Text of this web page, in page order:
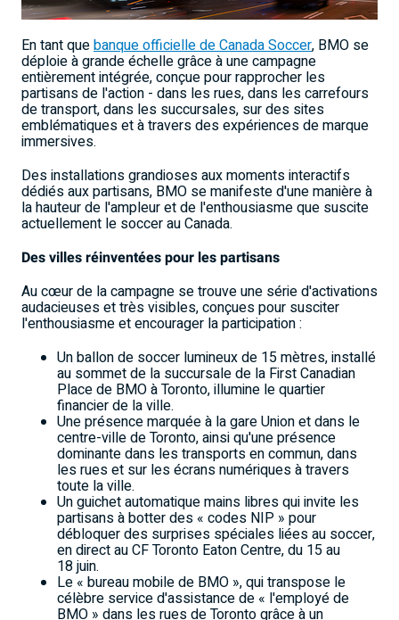
En tant quebanque officielle de Canada Soccer, BMO se
déploie à grande échelle grâce à une campagne
entièrement intégrée, conçue pour rapprocher les
partisans de l'action - dans les rues, dans les carrefours
de transport, dans les succursales, sur des sites
emblématiques et à travers des expériences de marque
immersives.
Des installations grandioses aux moments interactifs
dédiés aux partisans, BMO se manifeste d'une manière à
la hauteur de l'ampleur et de l'enthousiasme que suscite
actuellement le soccer au Canada.
Des villes réinventées pour les partisans
Au cœur de la campagne se trouve une série d'activations
audacieuses et très visibles, conçues pour susciter
l'enthousiasme et encourager la participation :
Un ballon de soccer lumineux de 15 mètres, installé
au sommet de la succursale de la First Canadian
Place de BMO à Toronto, illumine le quartier
financier de la ville.
Une présence marquée à la gare Union et dans le
centre-ville de Toronto, ainsi qu'une présence
dominante dans les transports en commun, dans
les rues et sur les écrans numériques à travers
toute la ville.
Un guichet automatique mains libres qui invite les
partisans à botter des « codes NIP » pour
débloquer des surprises spéciales liées au soccer,
en direct au CF Toronto Eaton Centre, du 15 au
18 juin.
Le « bureau mobile de BMO », qui transpose le
célèbre service d'assistance de « l'employé de
BMO » dans les rues de Toronto grâce à un